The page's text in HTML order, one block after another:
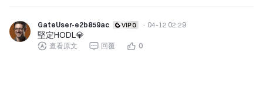
GateUser-e2b859ac · 04-12 02:29
堅定HODL💎
查看原文 回覆 0